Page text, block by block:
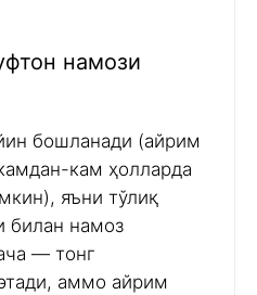
намози
бошланади (айрим
кам ҳолларда
яъни тўлиқ
билан намоз
— тонг
аммо айрим